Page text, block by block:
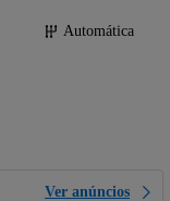
Automática
Ver anúncios